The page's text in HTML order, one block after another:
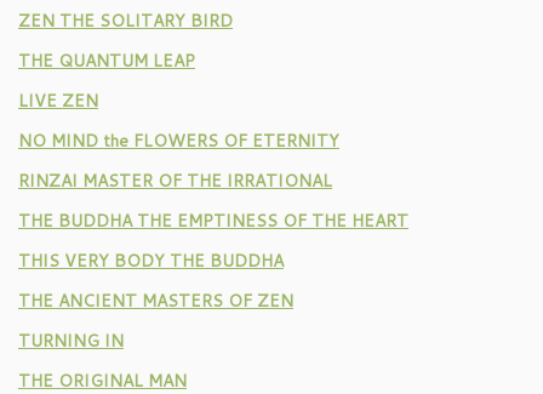
ZEN THE SOLITARY BIRD
THE QUANTUM LEAP
LIVE ZEN
NO MIND the FLOWERS OF ETERNITY
RINZAI MASTER OF THE IRRATIONAL
THE BUDDHA THE EMPTINESS OF THE HEART
THIS VERY BODY THE BUDDHA
THE ANCIENT MASTERS OF ZEN
TURNING IN
THE ORIGINAL MAN